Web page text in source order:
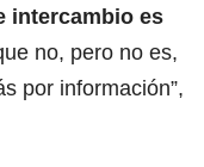
intercambio es
no, pero no es,
por información”,